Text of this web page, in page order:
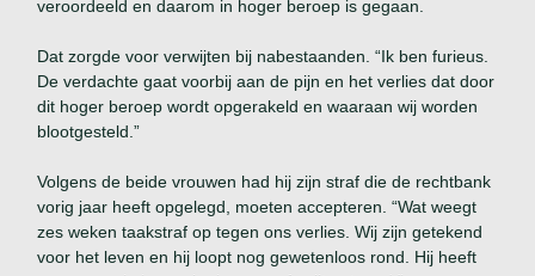
veroordeeld en daarom in hoger beroep is gegaan.
Dat zorgde voor verwijten bij nabestaanden. “Ik ben furieus.
De verdachte gaat voorbij aan de pijn en het verlies dat door
dit hoger beroep wordt opgerakeld en waaraan wij worden
blootgesteld.”
Volgens de beide vrouwen had hij zijn straf die de rechtbank
vorig jaar heeft opgelegd, moeten accepteren. “Wat weegt
zes weken taakstraf op tegen ons verlies. Wij zijn getekend
voor het leven en hij loopt nog gewetenloos rond. Hij heeft